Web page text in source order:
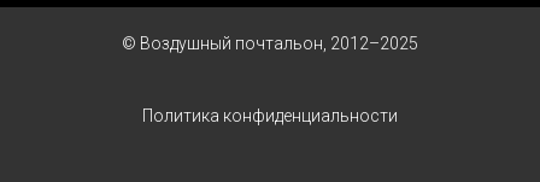
© Воздушный почтальон, 2012–2025
Политика конфиденциальности